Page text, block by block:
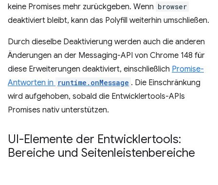
keine Promises mehr zurückgeben. Wenn browser
deaktiviert bleibt, kann das Polyfill weiterhin umschließen.
Durch dieselbe Deaktivierung werden auch die anderen
Änderungen an der Messaging-API von Chrome 148 für
diese Erweiterungen deaktiviert, einschließlich Promise-
Antworten in runtime.onMessage . Die Einschränkung
wird aufgehoben, sobald die Entwicklertools-APIs
Promises nativ unterstützen.
UI-Elemente der Entwicklertools:
Bereiche und Seitenleistenbereiche